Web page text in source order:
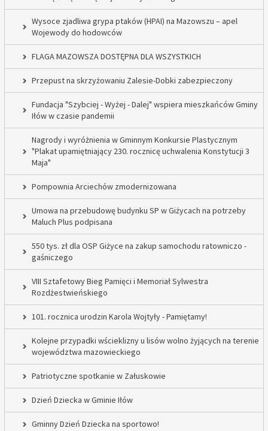
Wysoce zjadliwa grypa ptaków (HPAI) na Mazowszu – apel
Wojewody do hodowców
FLAGA MAZOWSZA DOSTĘPNA DLA WSZYSTKICH
Przepust na skrzyżowaniu Zalesie-Dobki zabezpieczony
Fundacja "Szybciej - Wyżej - Dalej" wspiera mieszkańców Gminy
Iłów w czasie pandemii
Nagrody i wyróżnienia w Gminnym Konkursie Plastycznym
"Plakat upamiętniający 230. rocznicę uchwalenia Konstytucji 3
Maja"
Pompownia Arciechów zmodernizowana
Umowa na przebudowę budynku SP w Giżycach na potrzeby
Maluch Plus podpisana
550 tys. zł dla OSP Giżyce na zakup samochodu ratowniczo -
gaśniczego
VIII Sztafetowy Bieg Pamięci i Memoriał Sylwestra
Rozdżestwieńskiego
101. rocznica urodzin Karola Wojtyły - Pamiętamy!
Kolejne przypadki wścieklizny u lisów wolno żyjących na terenie
województwa mazowieckiego
Patriotyczne spotkanie w Załuskowie
Dzień Dziecka w Gminie Iłów
Gminny Dzień Dziecka na sportowo!